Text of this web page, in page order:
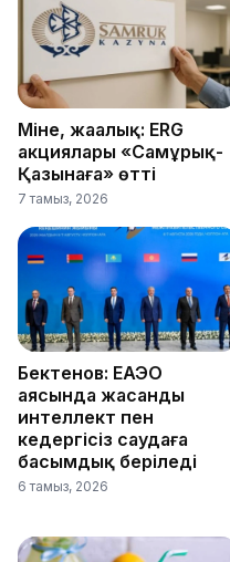
Міне, жаңалық: ERG
акциялары «Самұрық-
Қазынаға» өтті
7 тамыз, 2026
Бектенов: ЕАЭО
аясында жасанды
интеллект пен
кедергісіз саудаға
басымдық беріледі
6 тамыз, 2026